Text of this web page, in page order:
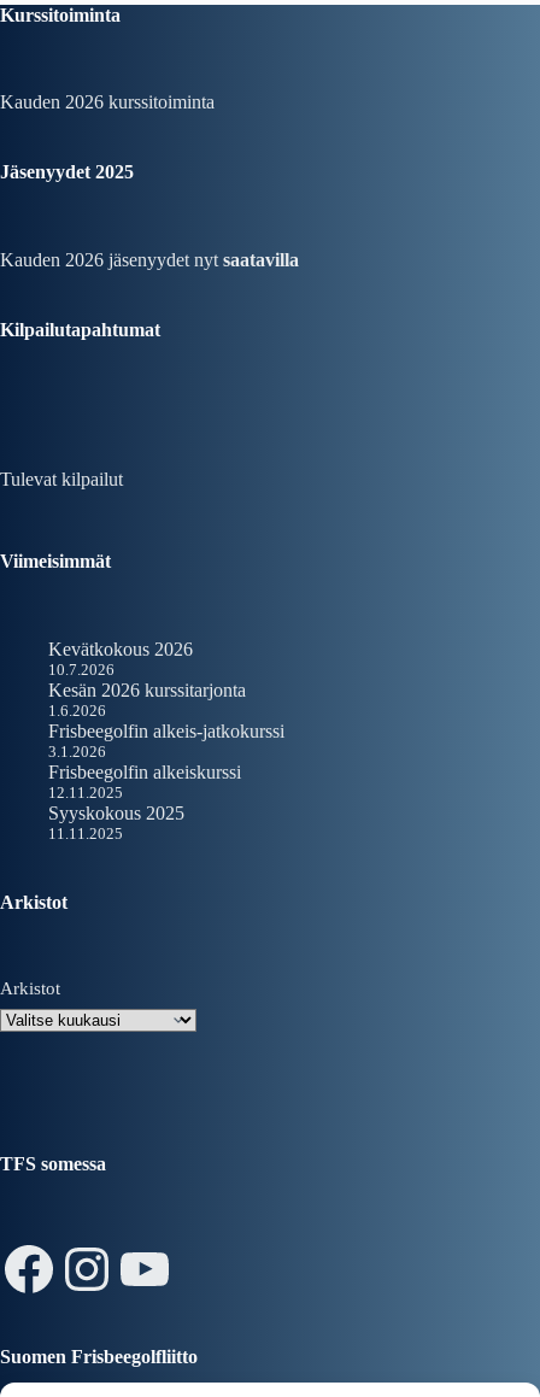
Kurssitoiminta
Kauden 2026 kurssitoiminta
Jäsenyydet 2025
Kauden 2026 jäsenyydet nyt saatavilla
Kilpailutapahtumat
Tulevat kilpailut
Viimeisimmät
Kevätkokous 2026
10.7.2026
Kesän 2026 kurssitarjonta
1.6.2026
Frisbeegolfin alkeis-jatkokurssi
3.1.2026
Frisbeegolfin alkeiskurssi
12.11.2025
Syyskokous 2025
11.11.2025
Arkistot
Arkistot
TFS somessa
Facebook
Instagram
YouTube
Suomen Frisbeegolfliitto